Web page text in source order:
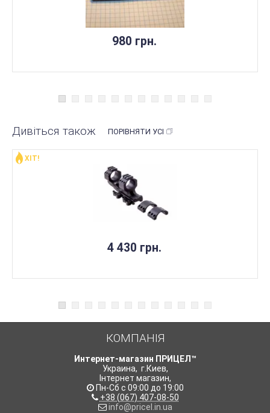
980 грн.
Дивіться також ПОРІВНЯТИ УСІ
4 430 грн.
ХІТ!
КОМПАНІЯ
Интернет-магазин ПРИЦЕЛ™
Украина, г.Киев,
Інтернет магазин,
Пн-Сб с 09:00 до 19:00
+38 (067) 407-08-50
info@pricel.in.ua